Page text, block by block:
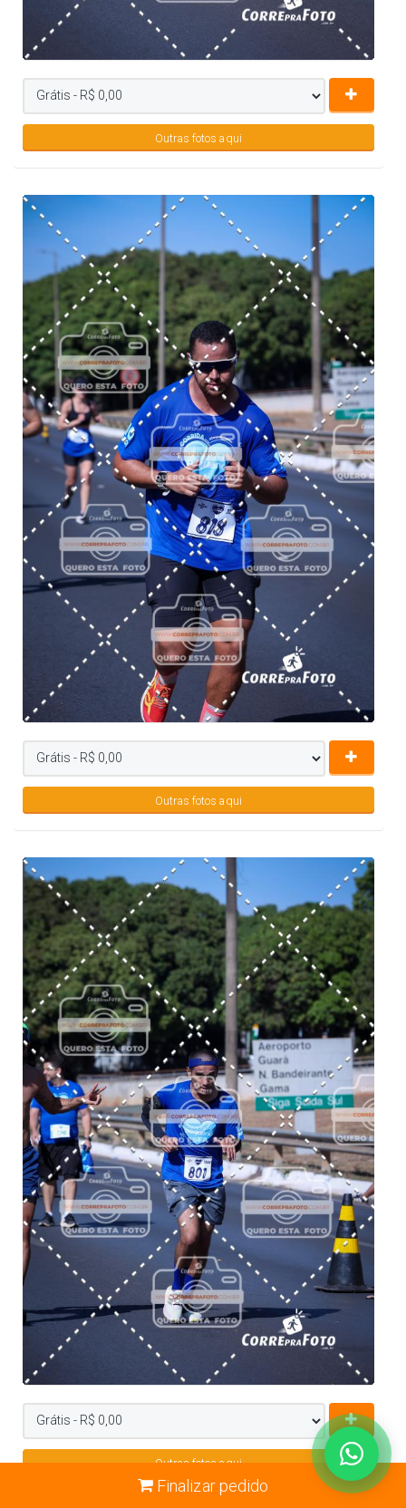
Outras fotos aqui
Outras fotos aqui
Outras fotos aqui
Finalizar pedido